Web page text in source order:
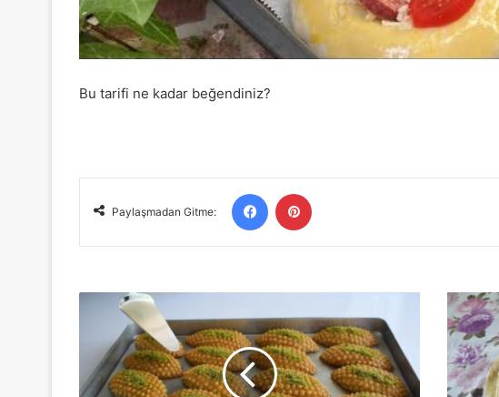
Bu tarifi ne kadar beğendiniz?
Paylaşmadan Gitme:
Facebook
Kıyır
Kalburabastı
Taze
Böreklik
Yufka
Nasıl
Yapılır